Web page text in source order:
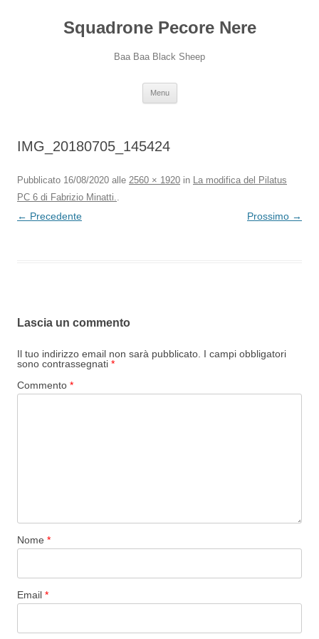
Squadrone Pecore Nere
Baa Baa Black Sheep
Menu
IMG_20180705_145424
Pubblicato 16/08/2020 alle 2560 × 1920 in La modifica del Pilatus
PC 6 di Fabrizio Minatti..
← Precedente Prossimo →
Lascia un commento
Il tuo indirizzo email non sarà pubblicato. I campi obbligatori
sono contrassegnati *
Commento *
Nome *
Email *